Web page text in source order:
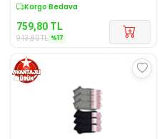
Sepette %17 İndirim
759,80 TL
913,80TL %17